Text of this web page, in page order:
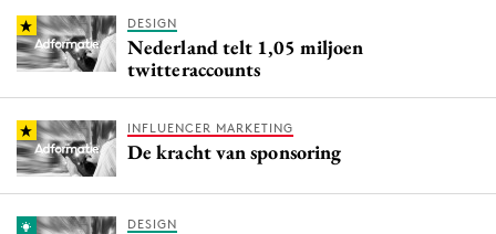
DESIGN
Nederland telt 1,05 miljoen
twitteraccounts
INFLUENCER MARKETING
De kracht van sponsoring
DESIGN